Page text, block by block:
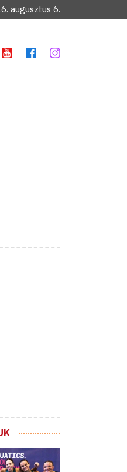
augusztus 6.